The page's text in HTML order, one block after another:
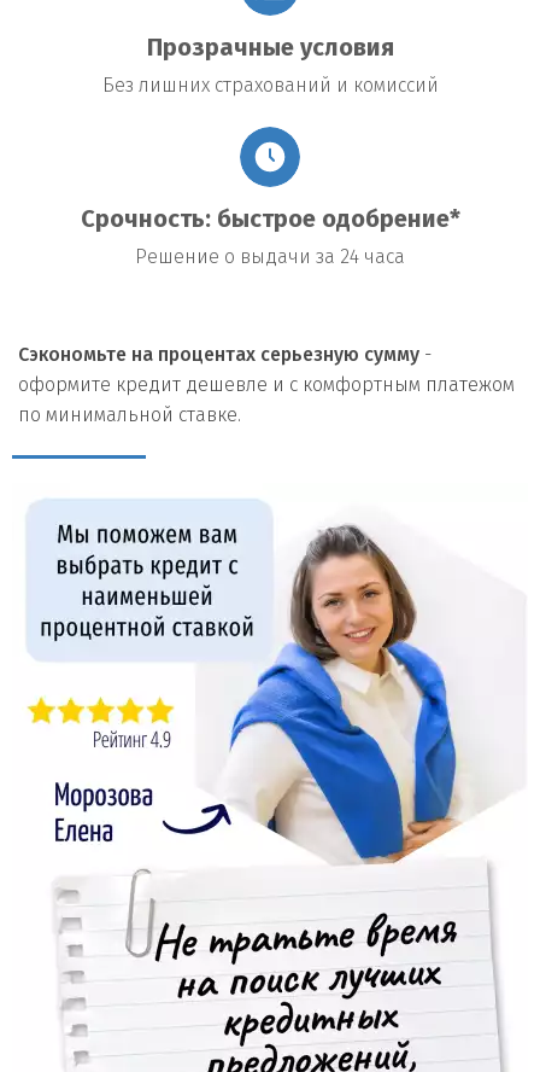
Прозрачные условия
Без лишних страхований и комиссий
Срочность: быстрое одобрение*
Решение о выдачи за 24 часа
Сэкономьте на процентах серьезную сумму -
оформите кредит дешевле и с комфортным платежом
по минимальной ставке.